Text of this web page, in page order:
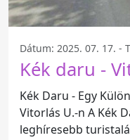
Dátum: 2025. 07. 17. -
Kék daru -
Kék Daru - Egy
Vitorlás U.-n A Kék Daru Magyarország egyik
leghíresebb